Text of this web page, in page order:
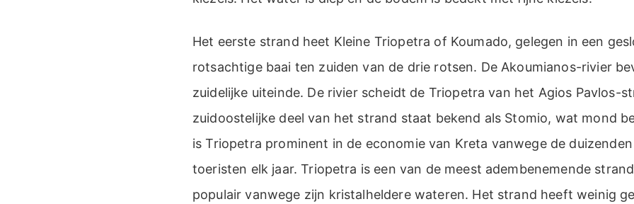
Het eerste strand heet Kleine Triopetra of Koumado, gelegen in een
rotsachtige baai ten zuiden van de drie rotsen. De Akoumianos-rivier
zuidelijke uiteinde. De rivier scheidt de Triopetra van het Agios Pavlos-
zuidoostelijke deel van het strand staat bekend als Stomio, wat mond
is Triopetra prominent in de economie van Kreta vanwege de
toeristen elk jaar. Triopetra is een van de meest adembenemende
populair vanwege zijn kristalheldere wateren. Het strand heeft weinig